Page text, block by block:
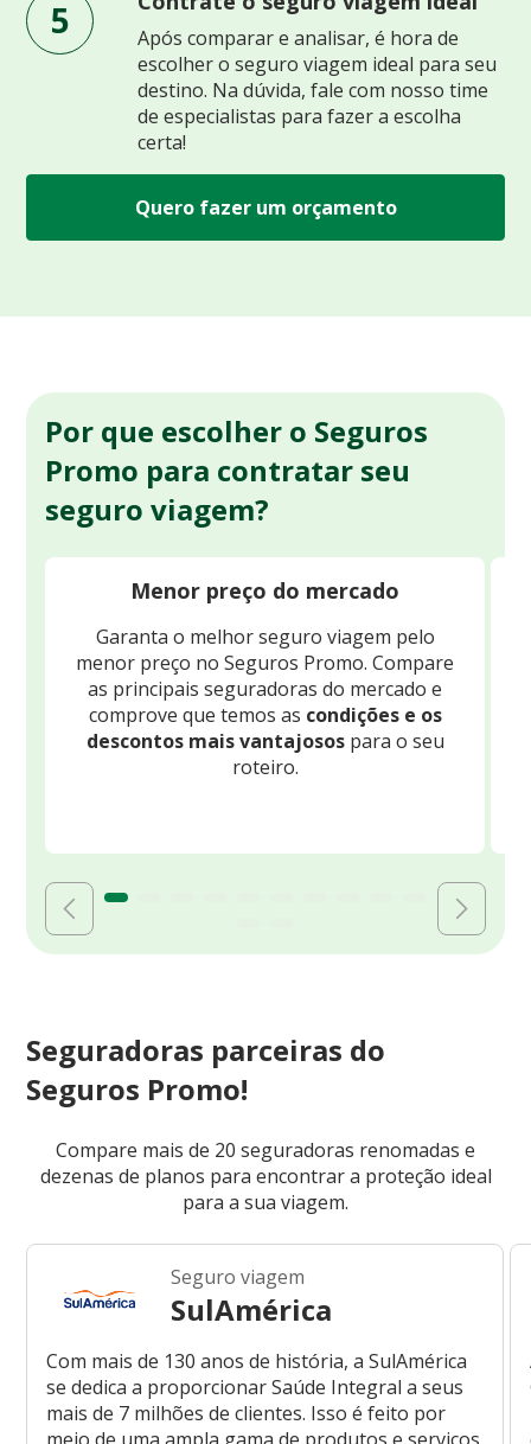
5
Após comparar e analisar, é hora de
escolher o seguro viagem ideal para seu
destino. Na dúvida, fale com nosso time
de especialistas para fazer a escolha
certa!
Quero fazer um orçamento
Por que escolher o Seguros
Promo para contratar seu
seguro viagem?
Menor preço do mercado
Garanta o melhor seguro viagem pelo
menor preço no Seguros Promo. Compare
as principais seguradoras do mercado e
comprove que temos as condições e os
descontos mais vantajosospara o seu
roteiro.
Seguradoras parceiras do
Seguros Promo!
Compare mais de 20 seguradoras renomadas e
dezenas de planos para encontrar a proteção ideal
para a sua viagem.
Seguro viagem
SulAmérica
Com mais de 130 anos de história, a SulAmérica
se dedica a proporcionar Saúde Integral a seus
mais de 7 milhões de clientes. Isso é feito por